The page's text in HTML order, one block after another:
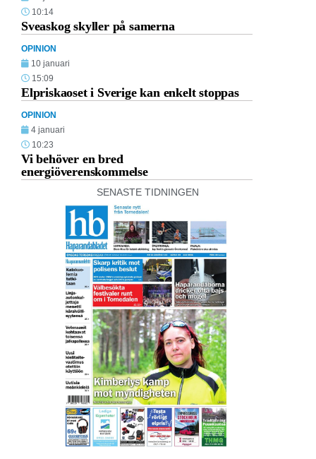
10:14
Sveaskog skyller på samerna
OPINION
10 januari
15:09
Elpriskaoset i Sverige kan enkelt stoppas
OPINION
4 januari
10:23
Vi behöver en bred
energiöverenskommelse
SENASTE TIDNINGEN